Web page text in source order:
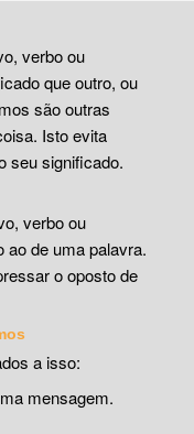
verbo ou
que outro, ou
são outras
Isto evita
seu significado.
verbo ou
ao de uma palavra.
o oposto de
a isso:
mensagem.